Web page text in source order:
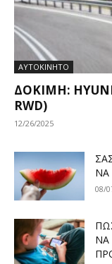
ΑΥΤΟΚΙΝΗΤΟ
ΔΟΚΙΜΉ:
RWD)
12/26/2025
ΝΑ
08/
ΝΑ